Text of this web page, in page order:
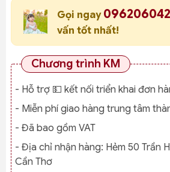
Gọi ngay
vấn tốt nhất!
Chương trình KM
- Hỗ trợ 💵 kết nối triển khai đơn
- Miễn phí giao hàng trung tâm
- Đã bao gồm VAT
- Địa chỉ nhận hàng: Hẻm 50 Trần
Cần Thơ